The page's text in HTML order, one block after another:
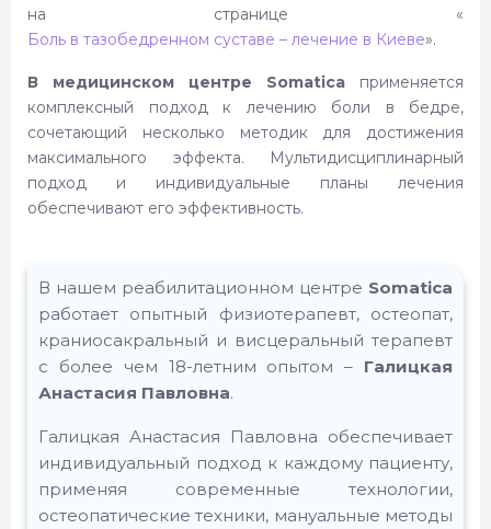
на странице «
Боль в тазобедренном суставе – лечение в Киеве».
В медицинском центре Somatica применяется
комплексный подход к лечению боли в бедре,
сочетающий несколько методик для достижения
максимального эффекта. Мультидисциплинарный
подход и индивидуальные планы лечения
обеспечивают его эффективность.
В нашем реабилитационном центре Somatica
работает опытный физиотерапевт, остеопат,
краниосакральный и висцеральный терапевт
с более чем 18-летним опытом – Галицкая
Анастасия Павловна.
Галицкая Анастасия Павловна обеспечивает
индивидуальный подход к каждому пациенту,
применяя современные технологии,
остеопатические техники, мануальные методы